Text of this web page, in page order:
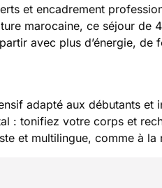
et encadrement
marocaine, ce séjour
avec plus d’énergie, de
adapté aux débutants et
: tonifiez votre corps et
et multilingue, comme à la